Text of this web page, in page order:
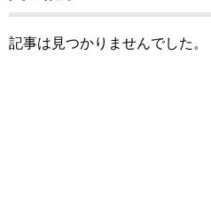
記事は見つかりませんでした。